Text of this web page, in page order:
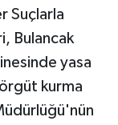
Suçlarla
Bulancak
yasa
örgüt kurma